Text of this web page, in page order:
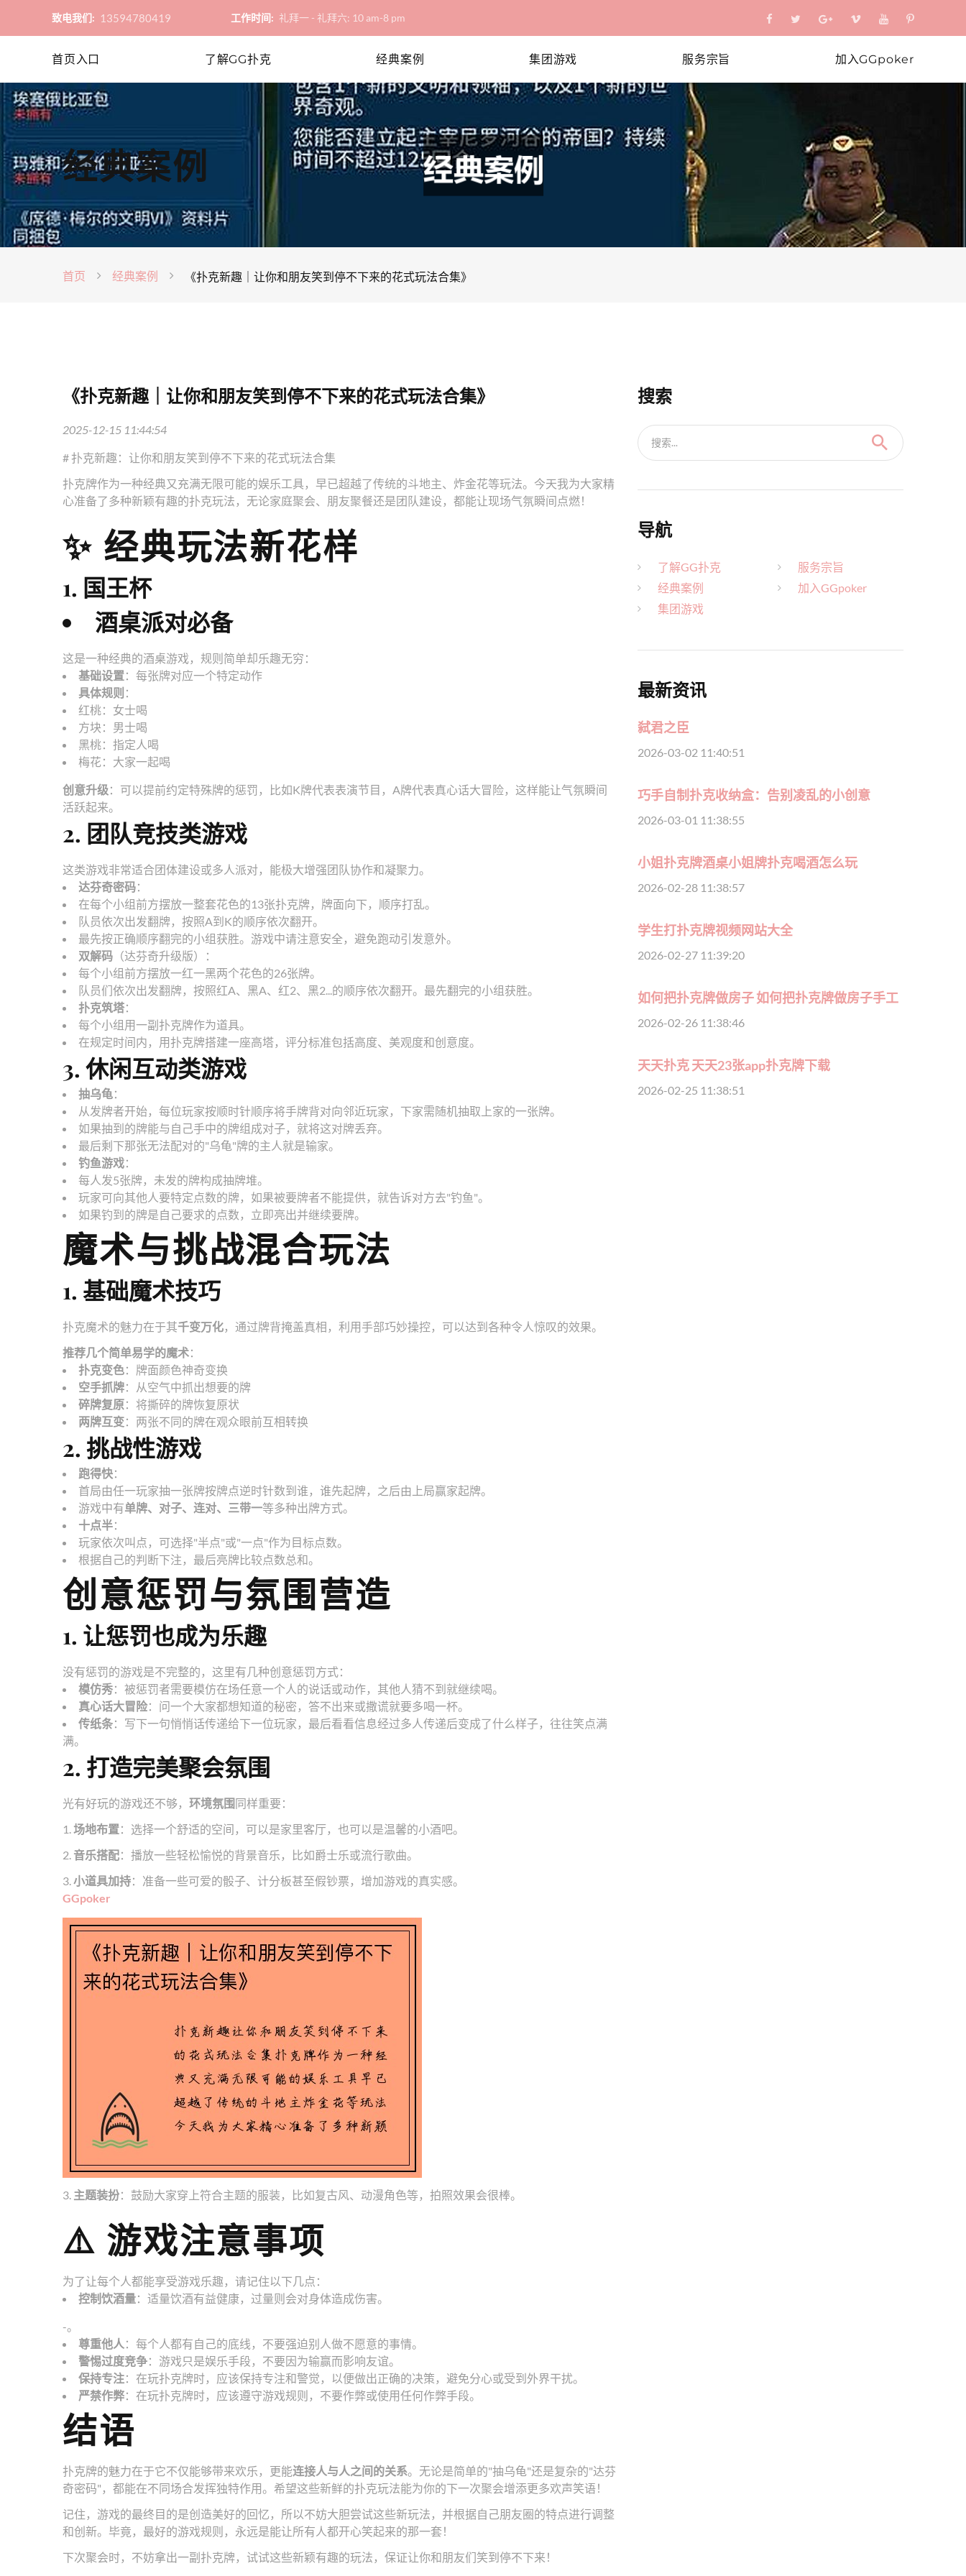
致电我们: 13594780419 工作时间: 礼拜一 - 礼拜六: 10 am-8 pm
首页入口 了解GG扑克 经典案例 集团游戏 服务宗旨 加入GGpoker
经典案例
首页 经典案例 《扑克新趣｜让你和朋友笑到停不下来的花式玩法合集》
《扑克新趣｜让你和朋友笑到停不下来的花式玩法合集》
2025-12-15 11:44:54
# 扑克新趣：让你和朋友笑到停不下来的花式玩法合集
扑克牌作为一种经典又充满无限可能的娱乐工具，早已超越了传统的斗地主、炸金花等玩法。今天我为大家精
心准备了多种新颖有趣的扑克玩法，无论家庭聚会、朋友聚餐还是团队建设，都能让现场气氛瞬间点燃！
✨ 经典玩法新花样
1. 国王杯
酒桌派对必备
这是一种经典的酒桌游戏，规则简单却乐趣无穷：
基础设置：每张牌对应一个特定动作
具体规则 ：
红桃：女士喝
方块：男士喝
黑桃：指定人喝
梅花：大家一起喝
创意升级：可以提前约定特殊牌的惩罚，比如K牌代表表演节目，A牌代表真心话大冒险，这样能让气氛瞬间
活跃起来。
2. 团队竞技类游戏
这类游戏非常适合团体建设或多人派对，能极大增强团队协作和凝聚力。
达芬奇密码：
在每个小组前方摆放一整套花色的13张扑克牌，牌面向下，顺序打乱。
队员依次出发翻牌，按照A到K的顺序依次翻开。
最先按正确顺序翻完的小组获胜。游戏中请注意安全，避免跑动引发意外。
双解码 （达芬奇升级版）：
每个小组前方摆放一红一黑两个花色的26张牌。
队员们依次出发翻牌，按照红A、黑A、红2、黑2...的顺序依次翻开。最先翻完的小组获胜。
扑克筑塔：
每个小组用一副扑克牌作为道具。
在规定时间内，用扑克牌搭建一座高塔，评分标准包括高度、美观度和创意度。
3. 休闲互动类游戏
抽乌龟：
从发牌者开始，每位玩家按顺时针顺序将手牌背对向邻近玩家，下家需随机抽取上家的一张牌。
如果抽到的牌能与自己手中的牌组成对子，就将这对牌丢弃。
最后剩下那张无法配对的"乌龟"牌的主人就是输家。
钓鱼游戏：
每人发5张牌，未发的牌构成抽牌堆。
玩家可向其他人要特定点数的牌，如果被要牌者不能提供，就告诉对方去"钓鱼"。
如果钓到的牌是自己要求的点数，立即亮出并继续要牌。
魔术与挑战混合玩法
1. 基础魔术技巧
扑克魔术的魅力在于其千变万化，通过牌背掩盖真相，利用手部巧妙操控，可以达到各种令人惊叹的效果。
推荐几个简单易学的魔术：
扑克变色：牌面颜色神奇变换
空手抓牌：从空气中抓出想要的牌
碎牌复原：将撕碎的牌恢复原状
两牌互变：两张不同的牌在观众眼前互相转换
2. 挑战性游戏
跑得快：
首局由任一玩家抽一张牌按牌点逆时针数到谁，谁先起牌，之后由上局赢家起牌。
游戏中有单牌、对子、连对、三带一等多种出牌方式。
十点半：
玩家依次叫点，可选择"半点"或"一点"作为目标点数。
根据自己的判断下注，最后亮牌比较点数总和。
创意惩罚与氛围营造
1. 让惩罚也成为乐趣
没有惩罚的游戏是不完整的，这里有几种创意惩罚方式：
模仿秀：被惩罚者需要模仿在场任意一个人的说话或动作，其他人猜不到就继续喝。
真心话大冒险：问一个大家都想知道的秘密，答不出来或撒谎就要多喝一杯。
传纸条：写下一句悄悄话传递给下一位玩家，最后看看信息经过多人传递后变成了什么样子，往往笑点满
满。
2. 打造完美聚会氛围
光有好玩的游戏还不够， 环境氛围同样重要：
1.场地布置：选择一个舒适的空间，可以是家里客厅，也可以是温馨的小酒吧。
2. 音乐搭配：播放一些轻松愉悦的背景音乐，比如爵士乐或流行歌曲。
3.小道具加持：准备一些可爱的骰子、计分板甚至假钞票，增加游戏的真实感。
GGpoker
3. 主题装扮：鼓励大家穿上符合主题的服装，比如复古风、动漫角色等，拍照效果会很棒。
⚠️ 游戏注意事项
为了让每个人都能享受游戏乐趣，请记住以下几点：
控制饮酒量：适量饮酒有益健康，过量则会对身体造成伤害。
-。
尊重他人 ：每个人都有自己的底线，不要强迫别人做不愿意的事情。
警惕过度竞争：游戏只是娱乐手段，不要因为输赢而影响友谊。
保持专注：在玩扑克牌时，应该保持专注和警觉，以便做出正确的决策，避免分心或受到外界干扰。
严禁作弊：在玩扑克牌时，应该遵守游戏规则，不要作弊或使用任何作弊手段。
结语
扑克牌的魅力在于它不仅能够带来欢乐，更能连接人与人之间的关系。无论是简单的"抽乌龟"还是复杂的"达芬
奇密码"，都能在不同场合发挥独特作用。希望这些新鲜的扑克玩法能为你的下一次聚会增添更多欢声笑语！
记住，游戏的最终目的是创造美好的回忆，所以不妨大胆尝试这些新玩法，并根据自己朋友圈的特点进行调整
和创新。毕竟，最好的游戏规则，永远是能让所有人都开心笑起来的那一套！
下次聚会时，不妨拿出一副扑克牌，试试这些新颖有趣的玩法，保证让你和朋友们笑到停不下来！
搜索
搜索...
导航
了解GG扑克
经典案例
集团游戏
服务宗旨
加入GGpoker
最新资讯
弑君之臣
2026-03-02 11:40:51
巧手自制扑克收纳盒：告别凌乱的小创意
2026-03-01 11:38:55
小姐扑克牌酒桌小姐牌扑克喝酒怎么玩
2026-02-28 11:38:57
学生打扑克牌视频网站大全
2026-02-27 11:39:20
如何把扑克牌做房子 如何把扑克牌做房子手工
2026-02-26 11:38:46
天天扑克 天天23张app扑克牌下载
2026-02-25 11:38:51